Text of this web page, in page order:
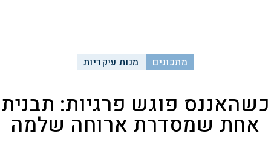
מתכונים מנות עיקריות
כשהאננס פוגש פרגיות: תבנית
אחת שמסדרת ארוחה שלמה